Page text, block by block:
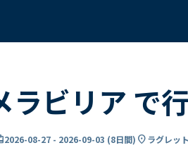
ラビリア で
2026-08-27 - 2026-09-03 (8日間) location_onラグレッ